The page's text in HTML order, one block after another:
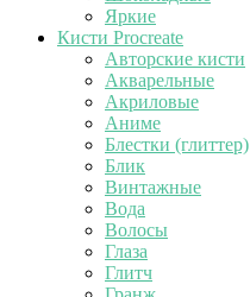
Яркие
Кисти Procreate
Авторские кисти
Акварельные
Акриловые
Аниме
Блестки (глиттер)
Блик
Винтажные
Вода
Волосы
Глаза
Глитч